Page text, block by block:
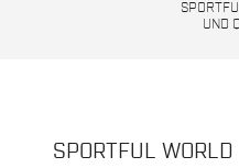
UND
SPORTFUL WORLD